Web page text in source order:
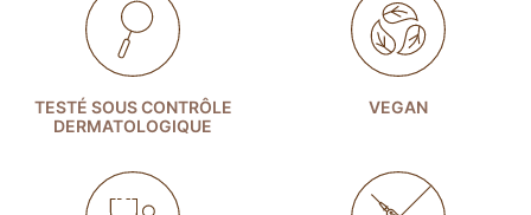
TESTÉ SOUS CONTRÔLE
DERMATOLOGIQUE
VEGAN